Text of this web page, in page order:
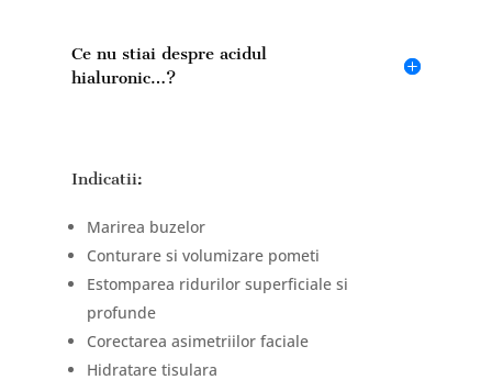
Ce nu stiai despre acidul
hialuronic…?
Indicatii:
Marirea buzelor
Conturare si volumizare pometi
Estomparea ridurilor superficiale si
profunde
Corectarea asimetriilor faciale
Hidratare tisulara